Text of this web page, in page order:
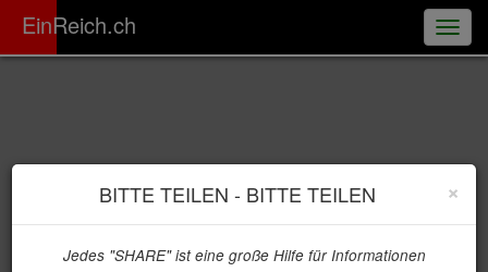
EinReich.ch
ER
×
BITTE TEILEN - BITTE TEILEN
Jedes "SHARE" ist eine große Hilfe für Informationen